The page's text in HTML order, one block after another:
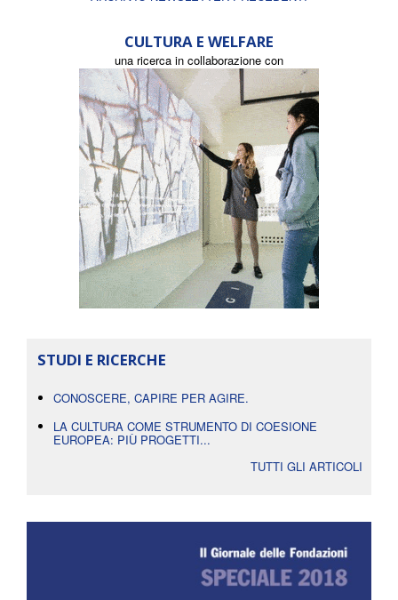
CULTURA E WELFARE
una ricerca in collaborazione con
STUDI E RICERCHE
CONOSCERE, CAPIRE PER AGIRE.
LA CULTURA COME STRUMENTO DI COESIONE
EUROPEA: PIÙ PROGETTI...
TUTTI GLI ARTICOLI